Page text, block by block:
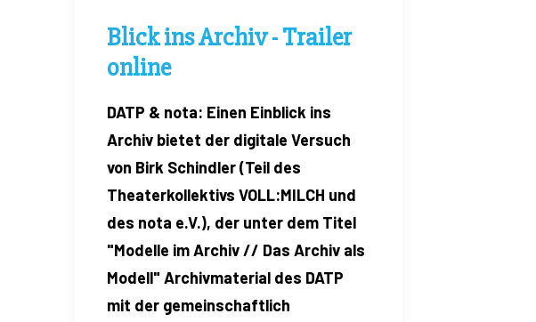
Blick ins Archiv - Trailer
online
DATP & nota: Einen Einblick ins
Archiv bietet der digitale Versuch
von Birk Schindler (Teil des
Theaterkollektivs VOLL:MILCH und
des nota e.V.), der unter dem Titel
"Modelle im Archiv // Das Archiv als
Modell" Archivmaterial des DATP
mit der gemeinschaftlich